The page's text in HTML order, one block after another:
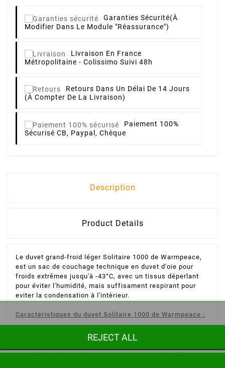
Garanties Sécurité(à
Modifier Dans Le Module "Réassurance")
Livraison En France
Métropolitaine - Colissimo Suivi 48h
Retours Dans Un Délai De 14 Jours
(à Compter De La Livraison)
Paiement 100%
Sécurisé CB, Paypal, Chèque
Description
Product Details
Le duvet grand-froid léger Solitaire 1000 de Warmpeace,
est un sac de couchage technique en duvet d'oie pour
froids extrêmes jusqu'à -43°C, avec un tissus déperlant
pour éviter l'humidité, mais suffisament respirant pour
eviter la condensation à l'intèrieur.
Caractéristiques du duvet Solitaire 1000 de Warmpeace :
Température de confort : jusqu' à -12°C Température
à laquelle une femme peut dormir confortablement.
REJECT ALL